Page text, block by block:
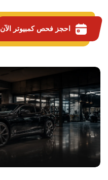
احجز فحص كمبيوتر الآن